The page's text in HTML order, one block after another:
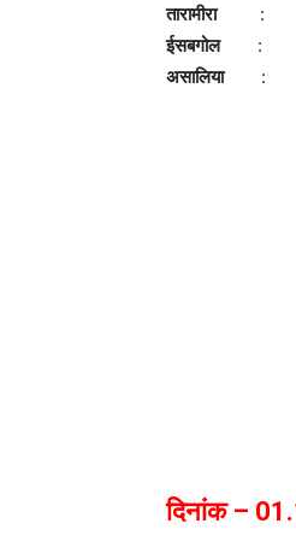
तारामीरा:
ईसबगोल
:
असालिया :
दिनांक –